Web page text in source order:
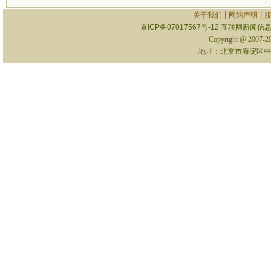
关于我们 网站声明
京ICP备07017567号-12 互联网新闻信
Copyright @ 2007-
地址：北京市海淀区